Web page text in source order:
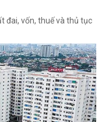
đai, vốn, thuế và thủ tục